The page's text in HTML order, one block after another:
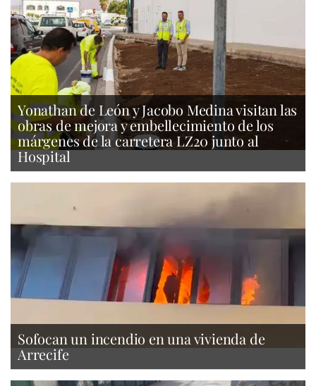
Yonathan de León y Jacobo Medina visitan las
obras de mejora y embellecimiento de los
márgenes de la carretera LZ20 junto al
Hospital
Sofocan un incendio en una vivienda de
Arrecife